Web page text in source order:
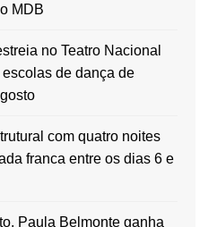
MDB
no Teatro Nacional
de dança de
com quatro noites
franca entre os dias 6 e
Paula Belmonte ganha